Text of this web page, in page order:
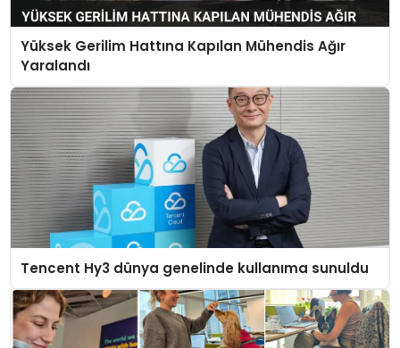
Yüksek Gerilim Hattına Kapılan Mühendis Ağır
Yaralandı
Tencent Hy3 dünya genelinde kullanıma sunuldu